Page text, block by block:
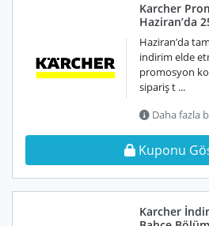
Karcher
Haziran’da
Haziran’da
indirim elde
promosyon
sipariş t ...
Daha fazla
Kuponu
Karcher